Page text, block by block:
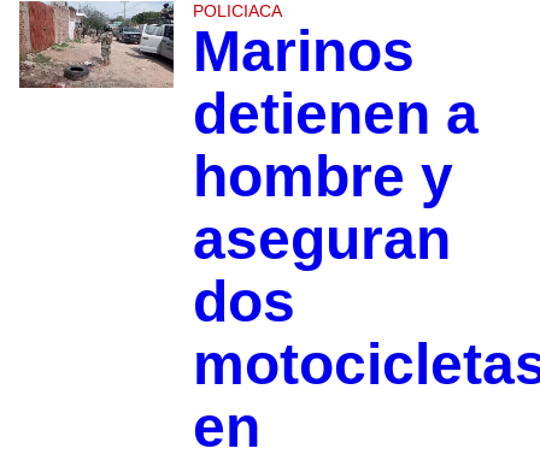
POLICIACA
Marinos
detienen a
hombre y
aseguran
dos
en